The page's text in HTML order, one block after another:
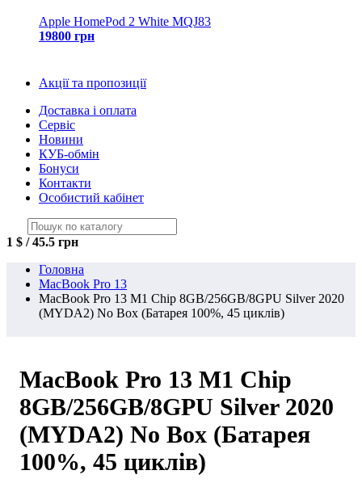
Apple HomePod 2 White MQJ83
19800 грн
Акції та пропозиції
Доставка і оплата
Сервіс
Новини
КУБ-обмін
Бонуси
Контакти
Особистий кабінет
1 $ / 45.5 грн
Головна
MacBook Pro 13
MacBook Pro 13 M1 Chip 8GB/256GB/8GPU Silver 2020
(MYDA2) No Box (Батарея 100%, 45 циклів)
MacBook Pro 13 M1 Chip
8GB/256GB/8GPU Silver 2020
(MYDA2) No Box (Батарея
100%, 45 циклів)